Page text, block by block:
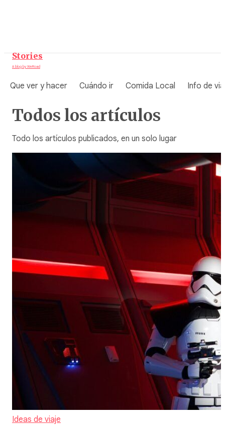
Stories
A blog by WeRoad
Que ver y hacer Cuándo ir Comida Local Info de
Todos los artículos
Todo los artículos publicados, en un solo lugar
Ideas de viaje